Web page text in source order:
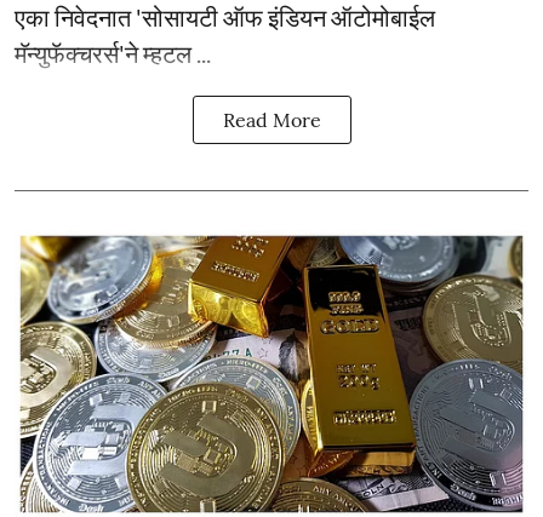
एका निवेदनात 'सोसायटी ऑफ इंडियन ऑटोमोबाईल
मॅन्युफॅक्चरर्स'ने म्हटल ...
Read More